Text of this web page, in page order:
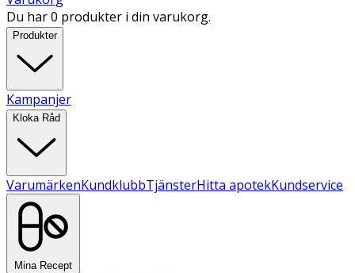
Du har 0 produkter i din varukorg.
Produkter
Kampanjer
Kloka Råd
VarumärkenKundklubbTjänsterHitta apotekKundservice
Mina Recept